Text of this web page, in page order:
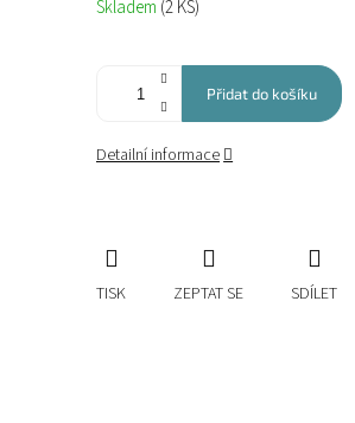
cena:
Skladem (2 KS)
Přidat do košíku
Detailní informace
TISK ZEPTAT SE SDÍLET